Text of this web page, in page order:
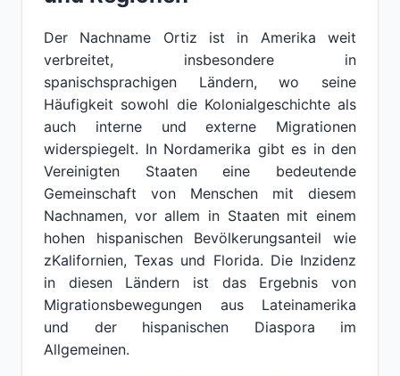
Der Nachname Ortiz ist in Amerika weit
verbreitet, insbesondere in
spanischsprachigen Ländern, wo seine
Häufigkeit sowohl die Kolonialgeschichte als
auch interne und externe Migrationen
widerspiegelt. In Nordamerika gibt es in den
Vereinigten Staaten eine bedeutende
Gemeinschaft von Menschen mit diesem
Nachnamen, vor allem in Staaten mit einem
hohen hispanischen Bevölkerungsanteil wie
zKalifornien, Texas und Florida. Die Inzidenz
in diesen Ländern ist das Ergebnis von
Migrationsbewegungen aus Lateinamerika
und der hispanischen Diaspora im
Allgemeinen.